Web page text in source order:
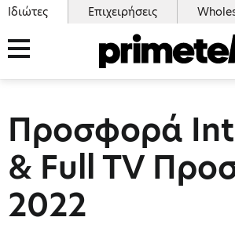
Ιδιώτες Επιχειρήσεις
Προσφορά
& Full TV
2022